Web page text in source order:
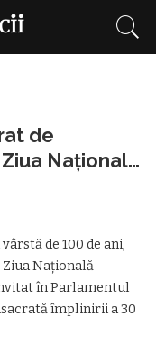
de
Națională
a
Revoluţiei
de 100 de ani,
Națională
în Parlamentul
împlinirii a 30